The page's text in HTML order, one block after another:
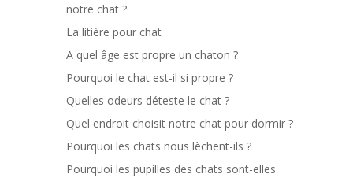
notre chat ?
La litière pour chat
A quel âge est propre un chaton ?
Pourquoi le chat est-il si propre ?
Quelles odeurs déteste le chat ?
Quel endroit choisit notre chat pour dormir ?
Pourquoi les chats nous lèchent-ils ?
Pourquoi les pupilles des chats sont-elles